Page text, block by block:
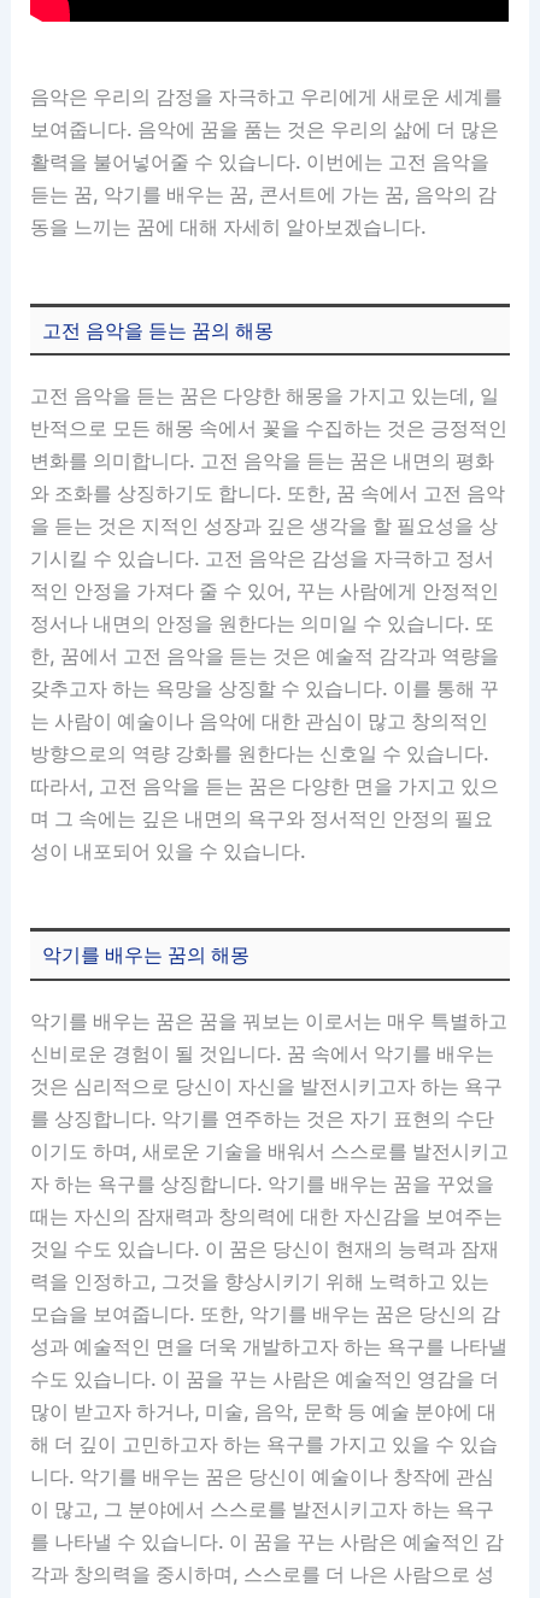
음악은 우리의 감정을 자극하고 우리에게 새로운 세계를
보여줍니다. 음악에 꿈을 품는 것은 우리의 삶에 더 많은
활력을 불어넣어줄 수 있습니다. 이번에는 고전 음악을
듣는 꿈, 악기를 배우는 꿈, 콘서트에 가는 꿈, 음악의 감
동을 느끼는 꿈에 대해 자세히 알아보겠습니다.
고전 음악을 듣는 꿈의 해몽
고전 음악을 듣는 꿈은 다양한 해몽을 가지고 있는데, 일
반적으로 모든 해몽 속에서 꽃을 수집하는 것은 긍정적인
변화를 의미합니다. 고전 음악을 듣는 꿈은 내면의 평화
와 조화를 상징하기도 합니다. 또한, 꿈 속에서 고전 음악
을 듣는 것은 지적인 성장과 깊은 생각을 할 필요성을 상
기시킬 수 있습니다. 고전 음악은 감성을 자극하고 정서
적인 안정을 가져다 줄 수 있어, 꾸는 사람에게 안정적인
정서나 내면의 안정을 원한다는 의미일 수 있습니다. 또
한, 꿈에서 고전 음악을 듣는 것은 예술적 감각과 역량을
갖추고자 하는 욕망을 상징할 수 있습니다. 이를 통해 꾸
는 사람이 예술이나 음악에 대한 관심이 많고 창의적인
방향으로의 역량 강화를 원한다는 신호일 수 있습니다.
따라서, 고전 음악을 듣는 꿈은 다양한 면을 가지고 있으
며 그 속에는 깊은 내면의 욕구와 정서적인 안정의 필요
성이 내포되어 있을 수 있습니다.
악기를 배우는 꿈의 해몽
악기를 배우는 꿈은 꿈을 꿔보는 이로서는 매우 특별하고
신비로운 경험이 될 것입니다. 꿈 속에서 악기를 배우는
것은 심리적으로 당신이 자신을 발전시키고자 하는 욕구
를 상징합니다. 악기를 연주하는 것은 자기 표현의 수단
이기도 하며, 새로운 기술을 배워서 스스로를 발전시키고
자 하는 욕구를 상징합니다. 악기를 배우는 꿈을 꾸었을
때는 자신의 잠재력과 창의력에 대한 자신감을 보여주는
것일 수도 있습니다. 이 꿈은 당신이 현재의 능력과 잠재
력을 인정하고, 그것을 향상시키기 위해 노력하고 있는
모습을 보여줍니다. 또한, 악기를 배우는 꿈은 당신의 감
성과 예술적인 면을 더욱 개발하고자 하는 욕구를 나타낼
수도 있습니다. 이 꿈을 꾸는 사람은 예술적인 영감을 더
많이 받고자 하거나, 미술, 음악, 문학 등 예술 분야에 대
해 더 깊이 고민하고자 하는 욕구를 가지고 있을 수 있습
니다. 악기를 배우는 꿈은 당신이 예술이나 창작에 관심
이 많고, 그 분야에서 스스로를 발전시키고자 하는 욕구
를 나타낼 수 있습니다. 이 꿈을 꾸는 사람은 예술적인 감
각과 창의력을 중시하며, 스스로를 더 나은 사람으로 성